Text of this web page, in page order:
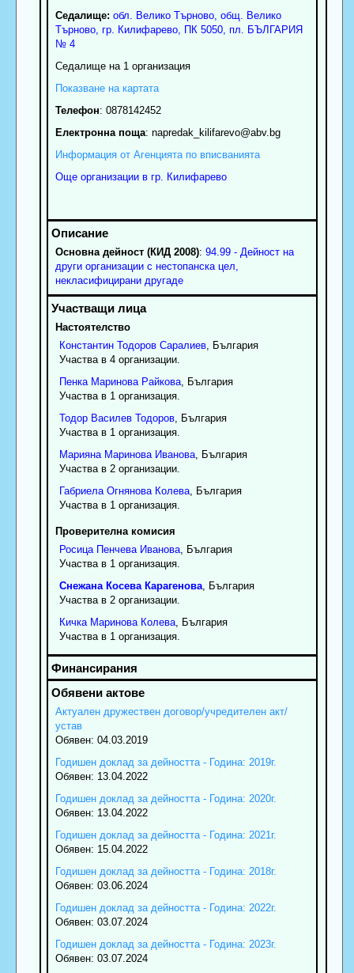
Седалище: обл. Велико Търново, общ. Велико
Търново, гр. Килифарево, ПК 5050, пл. БЪЛГАРИЯ
№ 4
Седалище на 1 организация
Показване на картата
Телефон: 0878142452
Електронна поща: napredak_kilifarevo@abv.bg
Информация от Агенцията по вписванията
Още организации в гр. Килифарево
Основна дейност (КИД 2008): 94.99 - Дейност на
други организации с нестопанска цел,
некласифицирани другаде
Настоятелство
Константин Тодоров Саралиев, България
Участва в 4 организации.
Пенка Маринова Райкова, България
Участва в 1 организация.
Тодор Василев Тодоров, България
Участва в 1 организация.
Марияна Маринова Иванова, България
Участва в 2 организации.
Габриела Огнянова Колева, България
Участва в 1 организация.
Проверителна комисия
Росица Пенчева Иванова, България
Участва в 1 организация.
Снежана Косева Карагенова, България
Участва в 2 организации.
Кичка Маринова Колева, България
Участва в 1 организация.
Актуален дружествен договор/учредителен акт/
устав
Обявен: 04.03.2019
Годишен доклад за дейността - Година: 2019г.
Обявен: 13.04.2022
Годишен доклад за дейността - Година: 2020г.
Обявен: 13.04.2022
Годишен доклад за дейността - Година: 2021г.
Обявен: 15.04.2022
Годишен доклад за дейността - Година: 2018г.
Обявен: 03.06.2024
Годишен доклад за дейността - Година: 2022г.
Обявен: 03.07.2024
Годишен доклад за дейността - Година: 2023г.
Обявен: 03.07.2024